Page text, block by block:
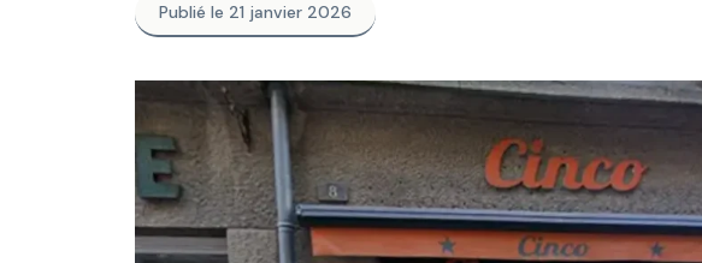
Publié le 21 janvier 2026